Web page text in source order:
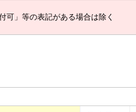
可」等の表記がある場合は除く